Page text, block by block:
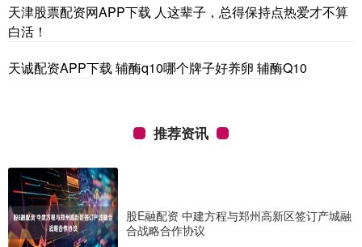
天津股票配资网APP下载 人这辈子，总得保持点热爱才不算
白活！
天诚配资APP下载 辅酶q10哪个牌子好养卵 辅酶Q10
推荐资讯
股E融配资 中建方程与郑州高新区签订产城融
合战略合作协议